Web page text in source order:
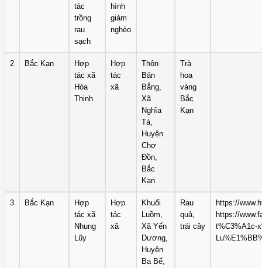
tác
trồng
rau
sạch
hình
giảm
nghèo
2 Bắc Kạn
Hợp
tác xã
Hòa
Thịnh
Hợp
tác
xã
Thôn
Bản
Bẳng,
Xã
Nghĩa
Tá,
Huyện
Chợ
Đồn,
Bắc
Kạn
Trà
hoa
vàng
Bắc
Kạn
3 Bắc Kạn
Hợp
tác xã
Nhung
Lũy
Hợp
tác
xã
Khuổi
Luồm,
Xã Yến
Dương,
Huyện
Ba Bể,
Rau
quả,
trái cây
https://
https://
t%C3%A1c-